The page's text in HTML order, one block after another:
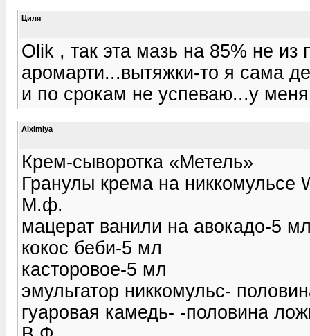
Циля
Olik , так эта мазь на 85% не из
аромарти...вытяжки-то я сама
и по срокам не успеваю...у меня
Alximiya
Крем-сыворотка «Метель»
Гранулы крема на никкомульсе
М.ф.
мацерат ванили на авокадо-5
кокос беби-5 мл
касторовое-5 мл
эмульгатор никкомульс-
гуаровая камедь- -половина